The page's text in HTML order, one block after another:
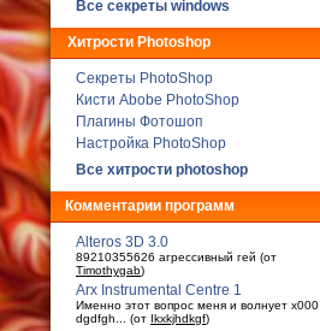
Все секреты windows
Хитрости Photoshop
Секреты PhotoShop
Кисти Abobe PhotoShop
Плагины Фотошоп
Настройка PhotoShop
Все хитрости photoshop
Комментарии программ
Alteros 3D 3.0
89210355626 агрессивный гей (от
Timothygab)
Arx Instrumental Centre 1
Именно этот вопрос меня и волнует x000
dgdfgh... (от Ikxkjhdkgf)